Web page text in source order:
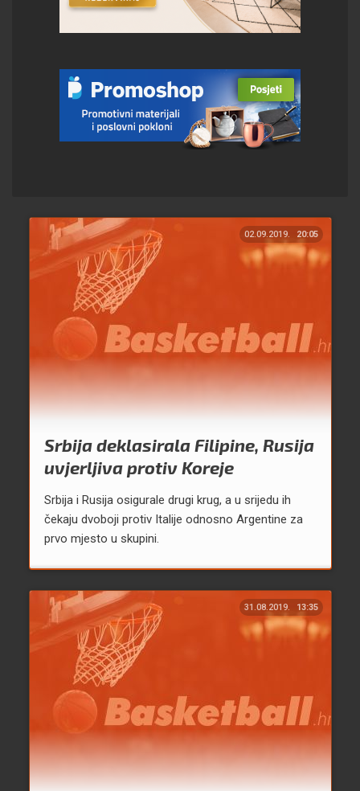
02.09.2019. 20:05
Srbija deklasirala Filipine, Rusija
uvjerljiva protiv Koreje
Srbija i Rusija osigurale drugi krug, a u srijedu ih
čekaju dvoboji protiv Italije odnosno Argentine za
prvo mjesto u skupini.
31.08.2019. 13:35